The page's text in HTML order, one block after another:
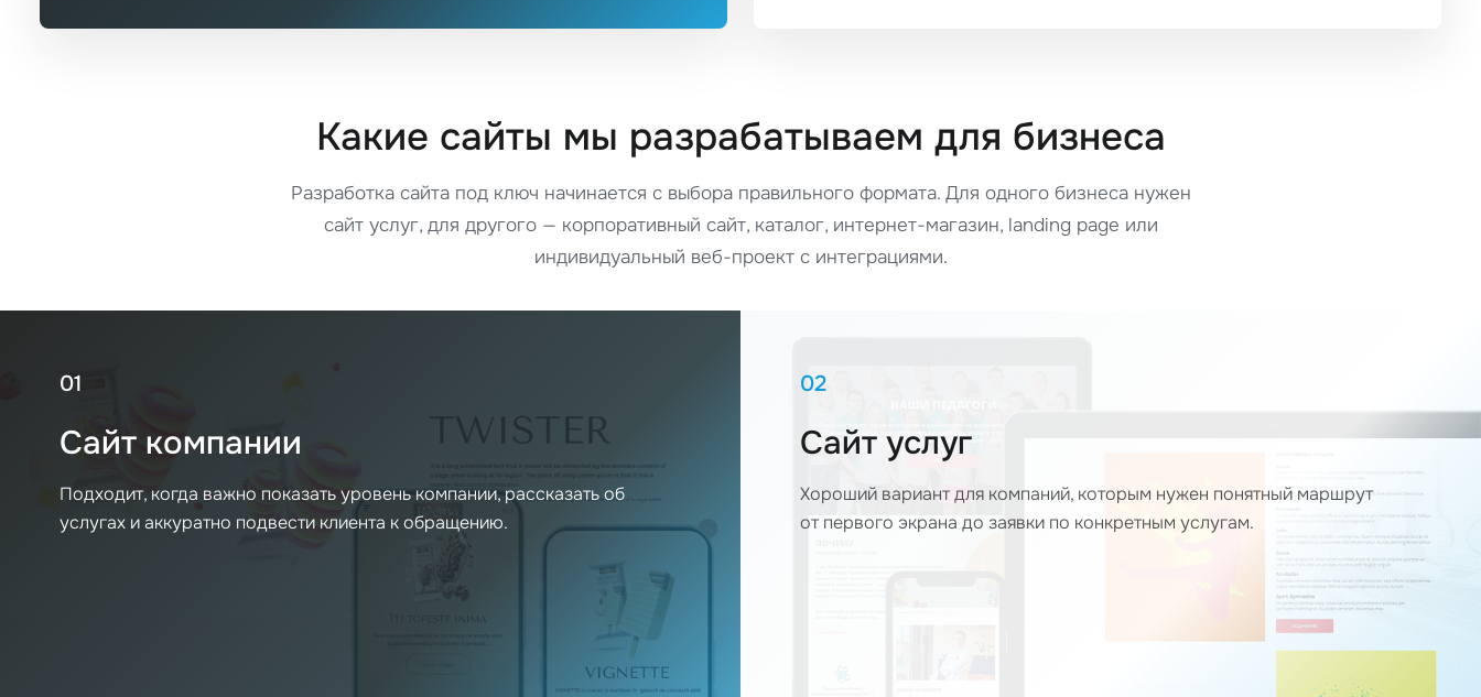
Какие сайты мы разрабатываем для бизнеса
Разработка сайта под ключ начинается с выбора правильного формата. Для одного бизнеса нужен
сайт услуг, для другого — корпоративный сайт, каталог, интернет-магазин, landing page или
индивидуальный веб-проект с интеграциями.
01
Сайт компании
Подходит, когда важно показать уровень компании, рассказать об
услугах и аккуратно подвести клиента к обращению.
02
Сайт услуг
Хороший вариант для компаний, которым нужен понятный маршрут
от первого экрана до заявки по конкретным услугам.